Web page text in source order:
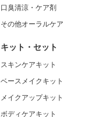
口臭清涼・ケア剤
その他オーラルケア
キット・セット
スキンケアキット
ベースメイクキット
メイクアップキット
ボディケアキット